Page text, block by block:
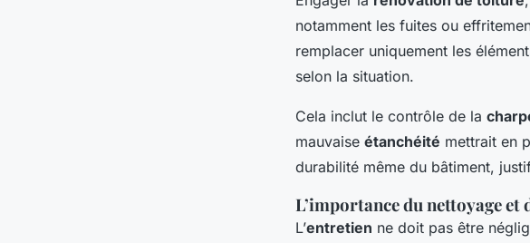
notamment les fuites ou
remplacer uniquement les
selon la situation.
Cela inclut le contrôle de la
mauvaise étanchéité mettrait en
durabilité même du bâtiment,
L’importance du nettoyage
L’entretien ne doit pas être